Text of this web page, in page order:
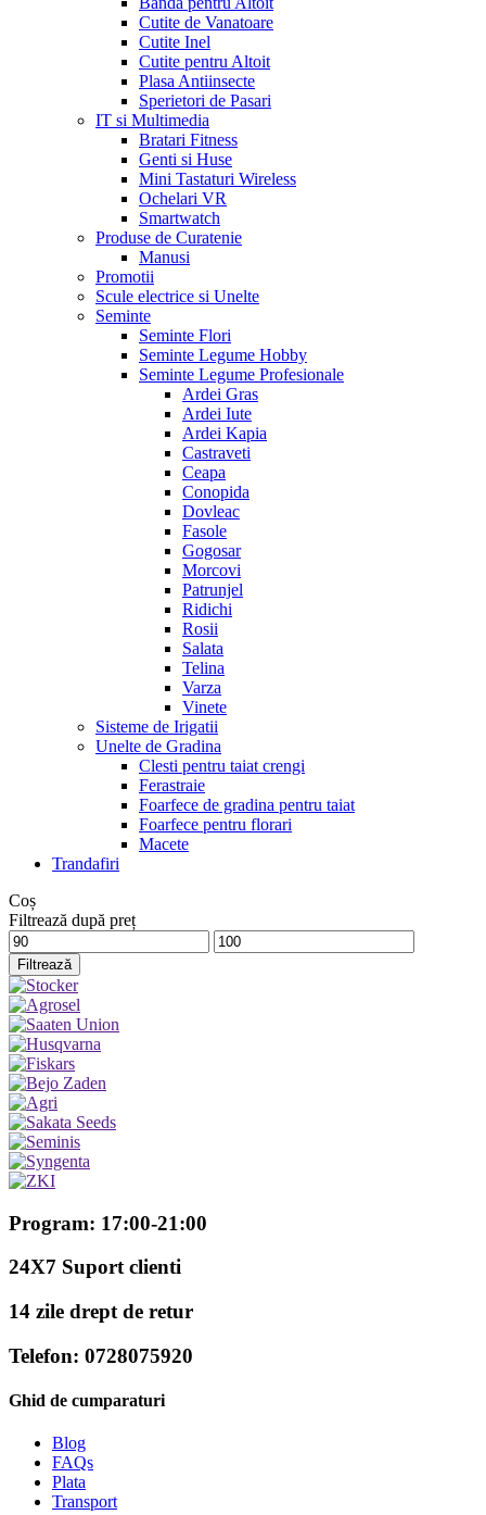
Cutite de Vanatoare
Cutite Inel
Cutite pentru Altoit
Plasa Antiinsecte
Sperietori de Pasari
IT si Multimedia
Bratari Fitness
Genti si Huse
Mini Tastaturi Wireless
Ochelari VR
Smartwatch
Produse de Curatenie
Manusi
Promotii
Scule electrice si Unelte
Seminte
Seminte Flori
Seminte Legume Hobby
Seminte Legume Profesionale
Ardei Gras
Ardei Iute
Ardei Kapia
Castraveti
Ceapa
Conopida
Dovleac
Fasole
Gogosar
Morcovi
Patrunjel
Ridichi
Rosii
Salata
Telina
Varza
Vinete
Sisteme de Irigatii
Unelte de Gradina
Clesti pentru taiat crengi
Ferastraie
Foarfece de gradina pentru taiat
Foarfece pentru florari
Macete
Trandafiri
Coș
Filtrează după preț
Preț
minim
Preț
maxim
Filtrează
Program: 17:00-21:00
24X7 Suport clienti
14 zile drept de retur
Telefon: 0728075920
Ghid de cumparaturi
Blog
FAQs
Plata
Transport